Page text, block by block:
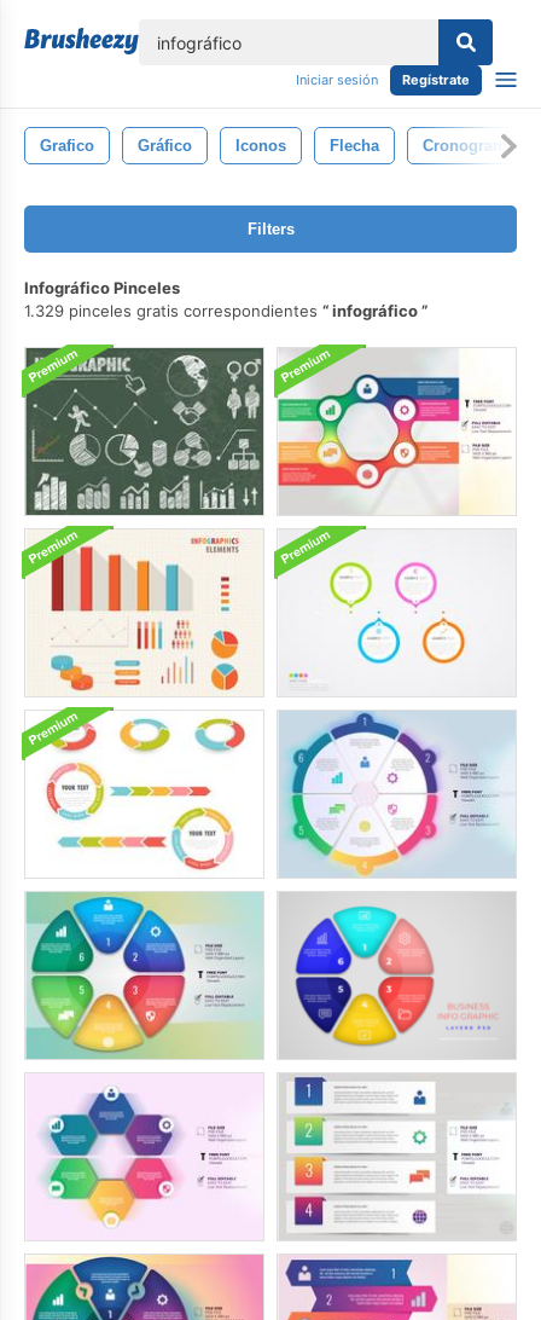
Iniciar sesión Regístrate
Grafico Gráfico Iconos Flecha Cronograma
Filters
Infográfico Pinceles
1.329 pinceles gratis correspondientes
infográfico